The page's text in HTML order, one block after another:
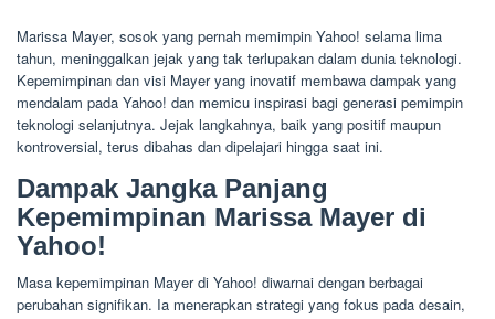
Marissa Mayer, sosok yang pernah memimpin Yahoo! selama lima
tahun, meninggalkan jejak yang tak terlupakan dalam dunia teknologi.
Kepemimpinan dan visi Mayer yang inovatif membawa dampak yang
mendalam pada Yahoo! dan memicu inspirasi bagi generasi pemimpin
teknologi selanjutnya. Jejak langkahnya, baik yang positif maupun
kontroversial, terus dibahas dan dipelajari hingga saat ini.
Dampak Jangka Panjang
Kepemimpinan Marissa Mayer di
Yahoo!
Masa kepemimpinan Mayer di Yahoo! diwarnai dengan berbagai
perubahan signifikan. Ia menerapkan strategi yang fokus pada desain,